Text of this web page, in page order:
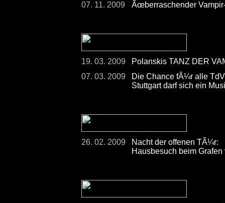
07. 11. 2009 Ãœberraschender
19. 03. 2009
Polanskis TANZ DER
07. 03. 2009
Die Chance fÃ¼r alle
Stuttgart darf sich ein
26. 02. 2009
Nacht der offenen TÃ¼r:
Hausbesuch beim